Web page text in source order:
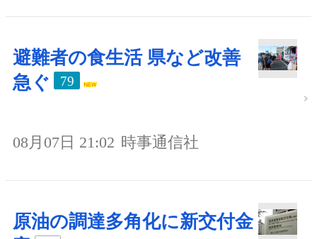
避難者の食生活 県など改善
急ぐ
79
08月07日 21:02 時事通信社
原油の調達多角化に新交付金